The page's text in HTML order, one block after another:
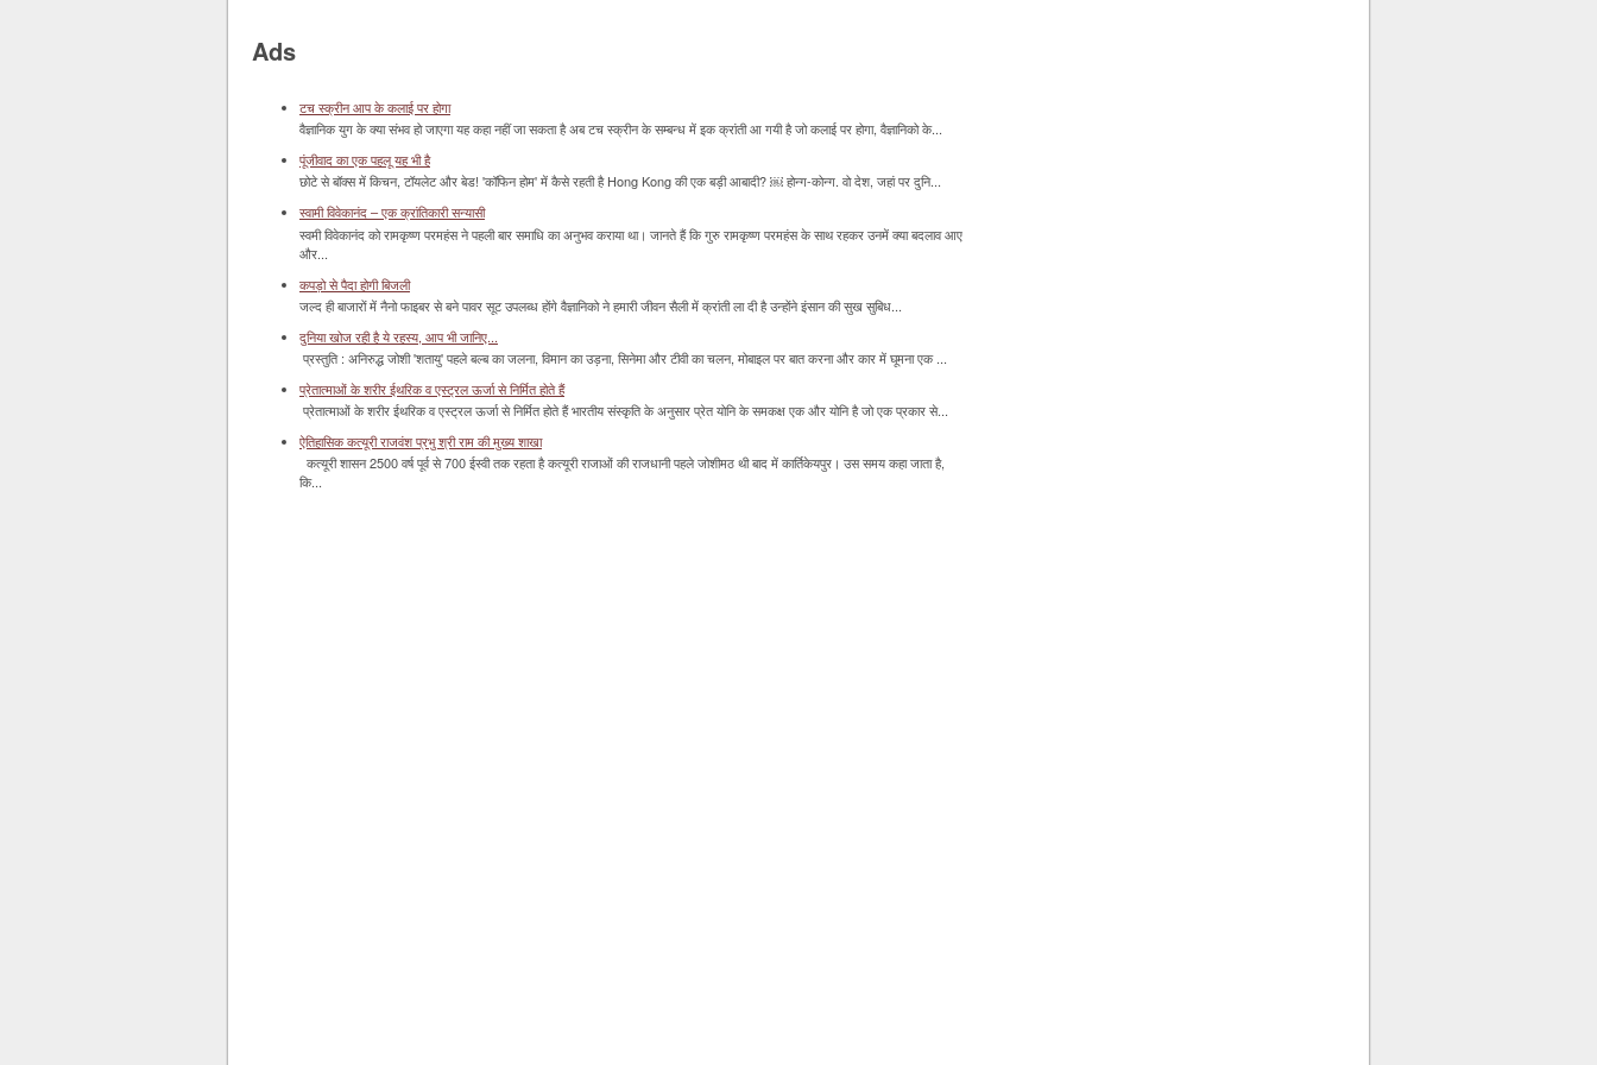
Ads
टच स्क्रीन आप के कलाई पर होगा
वैज्ञानिक युग के क्या संभव हो जाएगा यह कहा नहीं जा सकता है अब टच स्क्रीन के सम्बन्ध में इक क्रांती आ गयी है जो कलाई पर होगा, वैज्ञानिको के...
पूंजीवाद का एक पहलू यह भी है
छोटे से बॉक्‍स में किचन, टॉयलेट और बेड! 'कॉफिन होम' में कैसे रहती है Hong Kong की एक बड़ी आबादी? ￼ होन्ग-कोन्ग. वो देश, जहां पर दुनि...
स्वामी विवेकानंद – एक क्रांतिकारी सन्यासी
स्वमी विवेकानंद को रामकृष्ण परमहंस ने पहली बार समाधि का अनुभव कराया था। जानते हैं कि गुरु रामकृष्ण परमहंस के साथ रहकर उनमें क्या बदलाव आए
और...
कपड़ो से पैदा होगी बिजली
जल्द ही बाजारों में नैनो फाइबर से बने पावर सूट उपलब्ध होंगे वैज्ञानिको ने हमारी जीवन सैली में क्रांती ला दी है उन्होंने इंसान की सुख सुबिध...
दुनिया खोज रही है ये रहस्य, आप भी जानिए...
प्रस्तुति : अनिरुद्ध जोशी 'शतायु' पहले बल्ब का जलना, विमान का उड़ना, सिनेमा और टीवी का चलन, मोबाइल पर बात करना और कार में घूमना एक ...
प्रेतात्माओं के शरीर ईथरिक व एस्ट्रल ऊर्जा से निर्मित होते हैं
प्रेतात्माओं के शरीर ईथरिक व एस्ट्रल ऊर्जा से निर्मित होते हैं भारतीय संस्कृति के अनुसार प्रेत योनि के समकक्ष एक और योनि है जो एक प्रकार से...
ऐतिहासिक कत्यूरी राजवंश प्रभु श्री राम की मुख्य शाखा
कत्यूरी शासन 2500 वर्ष पूर्व से 700 ईस्वी तक रहता है कत्यूरी राजाओं की राजधानी पहले जोशीमठ थी बाद में कार्तिकेयपुर। उस समय कहा जाता है,
कि...